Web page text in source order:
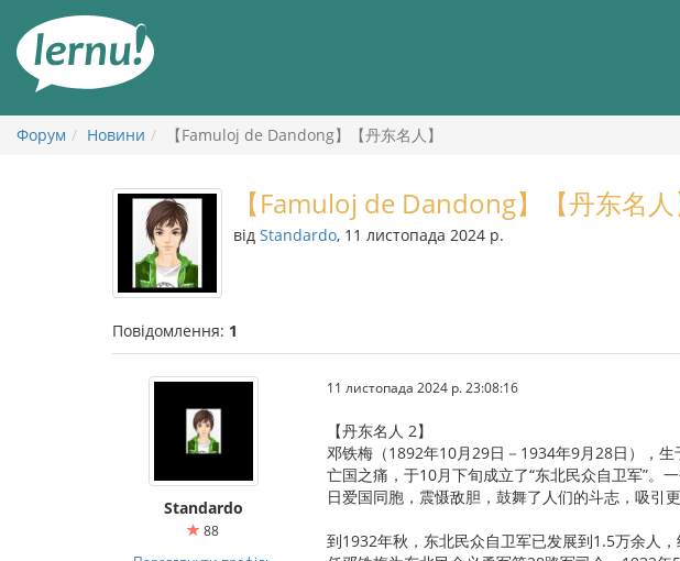
змісту
Форум Новини 【Famuloj de Dandong】【丹东名人】
【Famuloj de Dandong】【丹东名人
від Standardo, 11 листопада 2024 р.
Повідомлення: 1
Standardo
88
11 листопада 2024 р. 23:08:16
【丹东名人 2】
邓铁梅（1892年10月29日－1934年9月28日），
亡国之痛，于10月下旬成立了“东北民众自卫军”。
日爱国同胞，震慑敌胆，鼓舞了人们的斗志，吸引
到1932年秋，东北民众自卫军已发展到1.5万余人